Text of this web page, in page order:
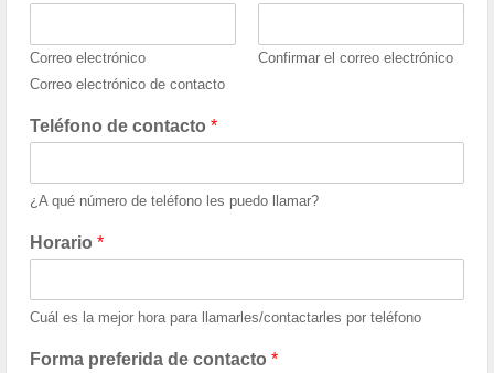
Correo electrónico
Confirmar el correo electrónico
Correo electrónico de contacto
Teléfono de contacto *
¿A qué número de teléfono les puedo llamar?
Horario *
Cuál es la mejor hora para llamarles/contactarles por teléfono
Forma preferida de contacto *